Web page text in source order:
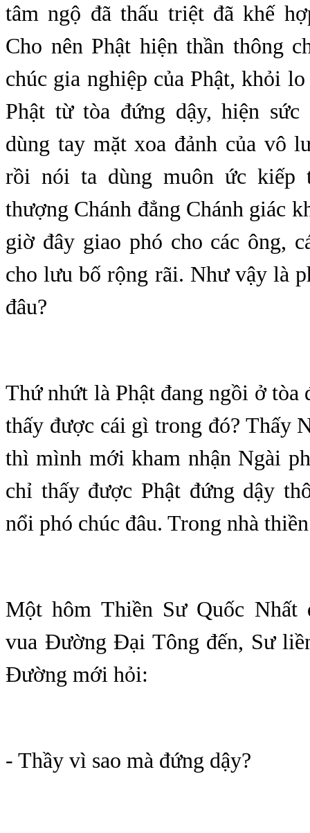
tâm ngộ đã thấu triệt đã khế
Cho nên Phật hiện thần thông
chúc gia nghiệp của Phật, khỏi
Phật từ tòa đứng dậy, hiện
dùng tay mặt xoa đảnh của vô
rồi nói ta dùng muôn ức kiếp
thượng Chánh đẳng Chánh giác
giờ đây giao phó cho các ông,
cho lưu bố rộng rãi. Như vậy là
đâu?
Thứ nhứt là Phật đang ngồi ở tòa
thấy được cái gì trong đó? Thấy
thì mình mới kham nhận Ngài
chỉ thấy được Phật đứng dậy
nổi phó chúc đâu. Trong nhà
Một hôm Thiền Sư Quốc Nhất
vua Đường Đại Tông đến, Sư
Đường mới hỏi:
- Thầy vì sao mà đứng dậy?